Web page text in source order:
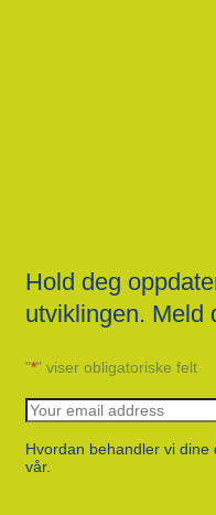
Hold deg
utviklingen. Meld
"*" viser obligatoriske felt
Hvordan behandler vi
vår.